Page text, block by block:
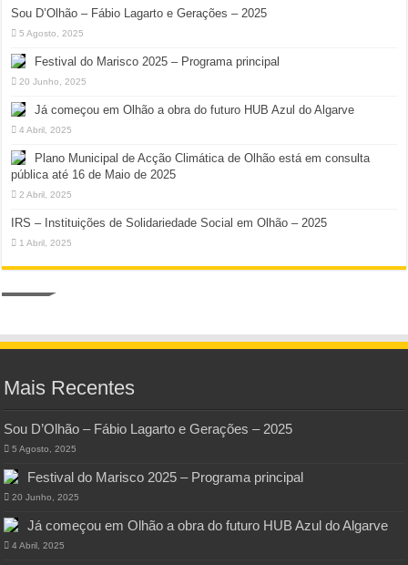
Sou D’Olhão – Fábio Lagarto e Gerações – 2025
5 Agosto, 2025
Festival do Marisco 2025 – Programa principal
20 Junho, 2025
Já começou em Olhão a obra do futuro HUB Azul do Algarve
4 Abril, 2025
Plano Municipal de Acção Climática de Olhão está em consulta
pública até 16 de Maio de 2025
2 Abril, 2025
IRS – Instituições de Solidariedade Social em Olhão – 2025
1 Abril, 2025
Mais Recentes
Sou D’Olhão – Fábio Lagarto e Gerações – 2025
5 Agosto, 2025
Festival do Marisco 2025 – Programa principal
20 Junho, 2025
Já começou em Olhão a obra do futuro HUB Azul do Algarve
4 Abril, 2025